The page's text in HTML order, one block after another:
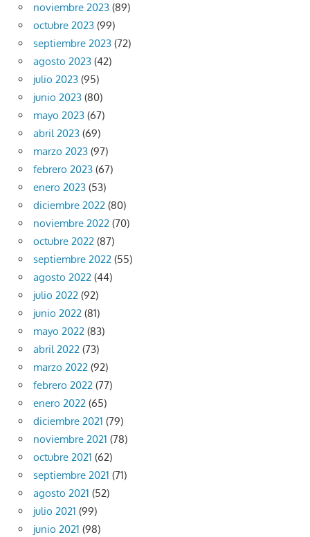
noviembre 2023 (89)
octubre 2023 (99)
septiembre 2023 (72)
agosto 2023 (42)
julio 2023 (95)
junio 2023 (80)
mayo 2023 (67)
abril 2023 (69)
marzo 2023 (97)
febrero 2023 (67)
enero 2023 (53)
diciembre 2022 (80)
noviembre 2022 (70)
octubre 2022 (87)
septiembre 2022 (55)
agosto 2022 (44)
julio 2022 (92)
junio 2022 (81)
mayo 2022 (83)
abril 2022 (73)
marzo 2022 (92)
febrero 2022 (77)
enero 2022 (65)
diciembre 2021 (79)
noviembre 2021 (78)
octubre 2021 (62)
septiembre 2021 (71)
agosto 2021 (52)
julio 2021 (99)
junio 2021 (98)